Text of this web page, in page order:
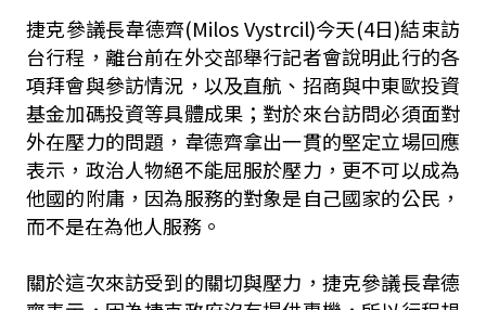
捷克參議長韋德齊(Milos Vystrcil)今天(4日)結束訪
台行程，離台前在外交部舉行記者會說明此行的各
項拜會與參訪情況，以及直航、招商與中東歐投資
基金加碼投資等具體成果；對於來台訪問必須面對
外在壓力的問題，韋德齊拿出一貫的堅定立場回應
表示，政治人物絕不能屈服於壓力，更不可以成為
他國的附庸，因為服務的對象是自己國家的公民，
而不是在為他人服務。
關於這次來訪受到的關切與壓力，捷克參議長韋德